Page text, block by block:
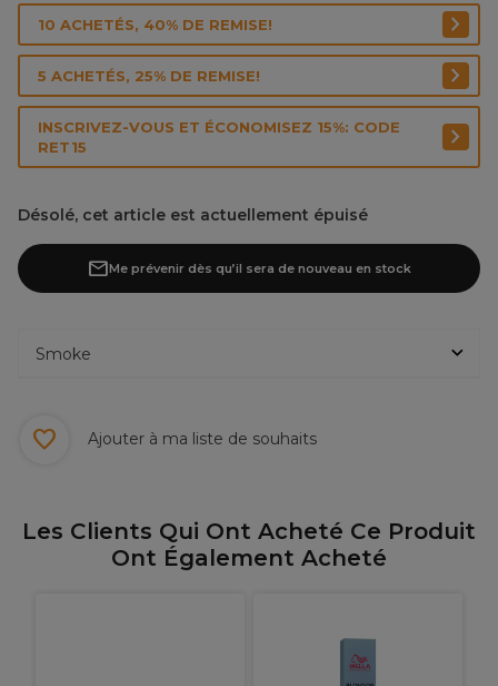
10 ACHETÉS, 40% DE REMISE!
5 ACHETÉS, 25% DE REMISE!
INSCRIVEZ-VOUS ET ÉCONOMISEZ 15%: CODE
RET15
Désolé, cet article est actuellement épuisé
Me prévenir dès qu’il sera de nouveau en stock
Ajouter à ma liste de souhaits
Les Clients Qui Ont Acheté Ce Produit
Ont Également Acheté